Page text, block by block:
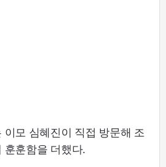
이모 심혜진이 직접 방문해 조
훈훈함을 더했다.